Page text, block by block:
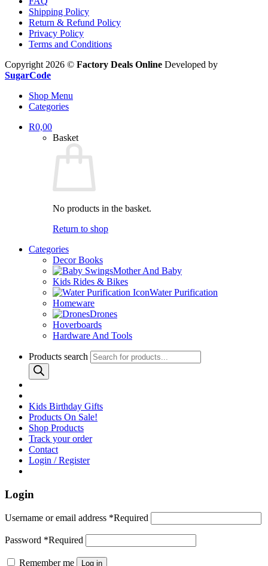
Shipping Policy
Return & Refund Policy
Privacy Policy
Terms and Conditions
Copyright 2026 © Factory Deals Online Developed by
SugarCode
Shop Menu
Categories
R0,00
Basket
No products in the basket.
Return to shop
Categories
Decor Books
Mother And Baby
Kids Rides & Bikes
Water Purification
Homeware
Drones
Hoverboards
Hardware And Tools
Products search
Kids Birthday Gifts
Products On Sale!
Shop Products
Track your order
Contact
Login / Register
Login
Username or email address *Required
Password *Required
Remember me Log in